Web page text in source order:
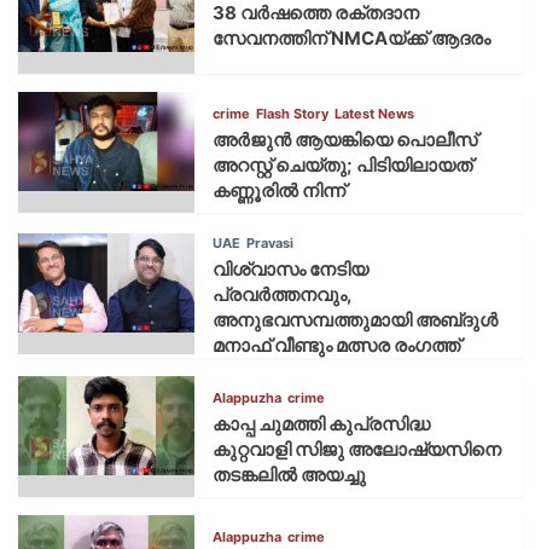
38 വർഷത്തെ രക്തദാന
സേവനത്തിന് NMCAയ്ക്ക് ആദരം
crime Flash Story Latest News
അർജുൻ ആയങ്കിയെ പൊലീസ്
അറസ്റ്റ് ചെയ്‌തു; പിടിയിലായത്
കണ്ണൂരിൽ നിന്ന്
UAE Pravasi
വിശ്വാസം നേടിയ
പ്രവർത്തനവും,
അനുഭവസമ്പത്തുമായി അബ്‌ദുൾ
മനാഫ് വീണ്ടും മത്സര രംഗത്ത്
Alappuzha crime
കാപ്പ ചുമത്തി കുപ്രസിദ്ധ
കുറ്റവാളി സിജു അലോഷ്യസിനെ
തടങ്കലിൽ അയച്ചു
Alappuzha crime